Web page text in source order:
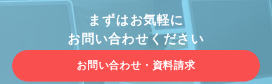
まずはお気軽に
お問い合わせください
お問い合わせ・資料請求